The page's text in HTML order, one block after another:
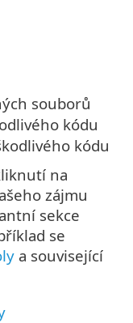
souborů
kódu
kódu
na
zájmu
sekce
se
a související